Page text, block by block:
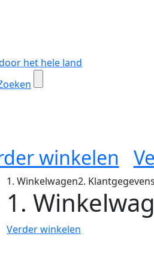
het hele land
winkelen
1. Winkelwagen2. Klantgegevens
1.
Verder winkelen